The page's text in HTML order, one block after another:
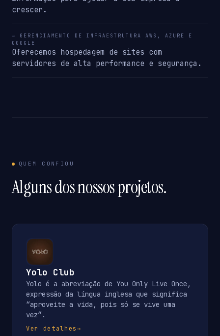
crescer.
→ GERENCIAMENTO DE INFRAESTRUTURA AWS, AZURE E
GOOGLE
Oferecemos hospedagem de sites com
servidores de alta performance e segurança.
QUEM CONFIOU
Alguns dos nossos projetos.
Yolo Club
Yolo é a abreviação de You Only Live Once,
expressão da língua inglesa que significa
“aproveite a vida, pois só se vive uma
vez”.
Ver detalhes→